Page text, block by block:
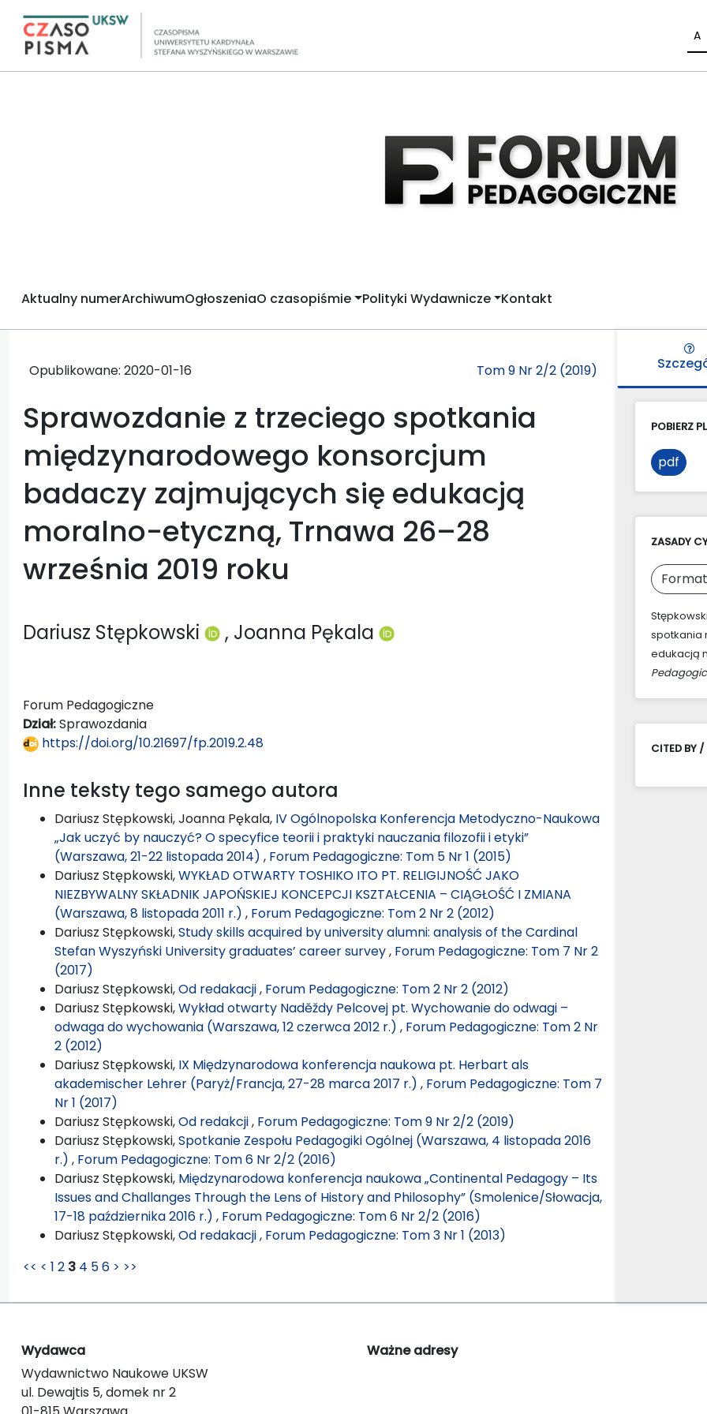
A
Aktualny numerArchiwumOgłoszeniaO czasopiśmie Polityki Wydawnicze Kontakt
Opublikowane: 2020-01-16 Tom 9 Nr 2/2 (2019)
Sprawozdanie z trzeciego spotkania
międzynarodowego konsorcjum
badaczy zajmujących się edukacją
moralno-etyczną, Trnawa 26–28
września 2019 roku
Dariusz Stępkowski , Joanna Pękala
Forum Pedagogiczne
Dział:Sprawozdania
https://doi.org/10.21697/fp.2019.2.48
Inne teksty tego samego autora
Dariusz Stępkowski, Joanna Pękala, IV Ogólnopolska Konferencja Metodyczno-Naukowa
„Jak uczyć by nauczyć? O specyfice teorii i praktyki nauczania filozofii i etyki”
(Warszawa, 21-22 listopada 2014) , Forum Pedagogiczne: Tom 5 Nr 1 (2015)
Dariusz Stępkowski,WYKŁAD OTWARTY TOSHIKO ITO PT. RELIGIJNOŚĆ JAKO
NIEZBYWALNY SKŁADNIK JAPOŃSKIEJ KONCEPCJI KSZTAŁCENIA – CIĄGŁOŚĆ I ZMIANA
(Warszawa, 8 listopada 2011 r.) , Forum Pedagogiczne: Tom 2 Nr 2 (2012)
Dariusz Stępkowski,Study skills acquired by university alumni: analysis of the Cardinal
Stefan Wyszyński University graduates’ career survey, Forum Pedagogiczne: Tom 7 Nr 2
(2017)
Dariusz Stępkowski,Od redakacji, Forum Pedagogiczne: Tom 2 Nr 2 (2012)
Dariusz Stępkowski,Wykład otwarty Naděždy Pelcovej pt. Wychowanie do odwagi –
odwaga do wychowania (Warszawa, 12 czerwca 2012 r.) , Forum Pedagogiczne: Tom 2 Nr
2 (2012)
Dariusz Stępkowski, IX Międzynarodowa konferencja naukowa pt. Herbart als
akademischer Lehrer (Paryż/Francja, 27-28 marca 2017 r.) , Forum Pedagogiczne: Tom 7
Nr 1 (2017)
Dariusz Stępkowski,Od redakcji, Forum Pedagogiczne: Tom 9 Nr 2/2 (2019)
Dariusz Stępkowski,Spotkanie Zespołu Pedagogiki Ogólnej (Warszawa, 4 listopada 2016
r.) , Forum Pedagogiczne: Tom 6 Nr 2/2 (2016)
Dariusz Stępkowski, Międzynarodowa konferencja naukowa „Continental Pedagogy – Its
Issues and Challanges Through the Lens of History and Philosophy” (Smolenice/Słowacja,
17-18 października 2016 r.) , Forum Pedagogiczne: Tom 6 Nr 2/2 (2016)
Dariusz Stępkowski,Od redakacji, Forum Pedagogiczne: Tom 3 Nr 1 (2013)
<< < 1 2 3 4 56 > >>
POBIERZ
pdf
ZASADY
spotkania
edukacją
CITED BY /
Wydawca
Wydawnictwo Naukowe UKSW
ul. Dewajtis 5, domek nr 2
Ważne adresy